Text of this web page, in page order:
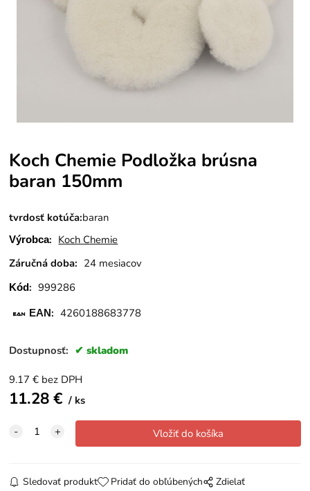
Koch Chemie Podložka brúsna
baran 150mm
tvrdosť kotúča:baran
Výrobca: Koch Chemie
Záručná doba: 24 mesiacov
Kód: 999286
EAN: 4260188683778
Dostupnosť: skladom
9.17 € bez DPH
11.28€ ks
Sledovať produkt Pridať do obľúbených Zdielať